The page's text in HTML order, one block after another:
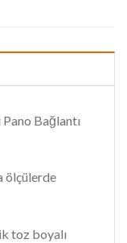
Bağlantı
ölçülerde
toz boyalı